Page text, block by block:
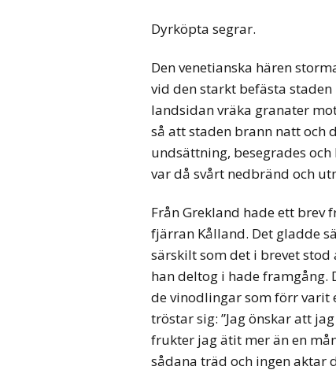
Dyrköpta segrar.
Den venetianska hären
vid den starkt befästa
landsidan vräka granater
så att staden brann natt och
undsättning, besegrades
var då svårt nedbränd och
Från Grekland hade ett
fjärran Kålland. Det gladde
särskilt som det i brevet
han deltog i hade framgång.
de vinodlingar som förr varit
tröstar sig: ”Jag önskar att
frukter jag ätit mer än en
sådana träd och ingen aktar